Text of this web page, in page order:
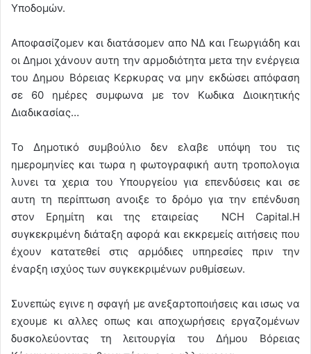
Υποδομών.
Αποφασίζομεν και διατάσομεν απο ΝΔ και Γεωργιάδη και
οι Δημοι χάνουν αυτη την αρμοδιότητα μετα την ενέργεια
του Δημου Βόρειας Κερκυρας να μην εκδώσει απόφαση
σε 60 ημέρες συμφωνα με τον Κωδικα Διοικητικής
Διαδικασίας…
Το Δημοτικό συμβούλιο δεν ελαβε υπόψη του τις
ημερομηνίες και τωρα η φωτογραφική αυτη τροπολογια
λυνει τα χερια του Υπουργείου για επενδύσεις και σε
αυτη τη περίπτωση ανοιξε το δρόμο για την επένδυση
στον Ερημίτη και της εταιρείας NCH Capital.Η
συγκεκριμένη διάταξη αφορά και εκκρεμείς αιτήσεις που
έχουν κατατεθεί στις αρμόδιες υπηρεσίες πριν την
έναρξη ισχύος των συγκεκριμένων ρυθμίσεων.
Συνεπώς εγινε η σφαγή με ανεξαρτοποιήσεις και ισως να
εχουμε κι αλλες οπως και αποχωρήσεις εργαζομένων
δυσκολεύοντας τη λειτουργία του Δήμου Βόρειας